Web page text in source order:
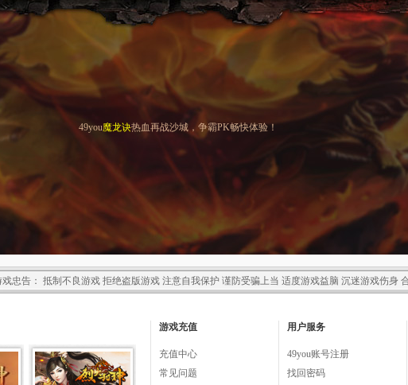
49you魔龙诀热血再战沙城，争霸PK畅快体验！
戏忠告： 抵制不良游戏 拒绝盗版游戏 注意自我保护 谨防受骗上当 适度游戏益脑 沉迷游戏伤身
游戏充值
充值中心
常见问题
用户服务
49you账号注册
找回密码